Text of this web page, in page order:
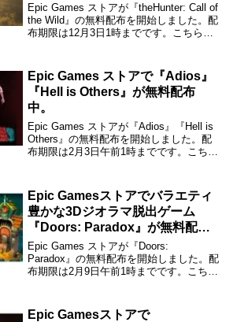
Epic Games ストアが『theHunter: Call of
the Wild』の無料配布を開始しました。配
布期限は12月3日1時までです。こちらか
Epic Games ストアで『Adios』
『Hell is Others』が無料配布
中。
Epic Games ストアが『Adios』『Hell is
Others』の無料配布を開始しました。配
布期限は2月3日午前1時までです。こちら
Epic Gamesストアでバラエティ
豊かな3Dジオラマ脱出ゲーム
『Doors: Paradox』が無料配布
中。
Epic Games ストアが『Doors:
Paradox』の無料配布を開始しました。配
布期限は2月9日午前1時までです。こちら
アを開ける...
Epic Gamesストアで